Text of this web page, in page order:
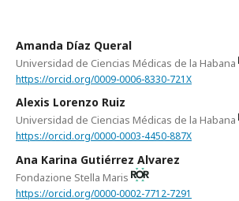
Amanda Díaz Queral
Universidad de Ciencias Médicas de la Habana
https://orcid.org/0009-0006-8330-721X
Alexis Lorenzo Ruiz
Universidad de Ciencias Médicas de la Habana
https://orcid.org/0000-0003-4450-887X
Ana Karina Gutiérrez Alvarez
Fondazione Stella Maris
https://orcid.org/0000-0002-7712-7291